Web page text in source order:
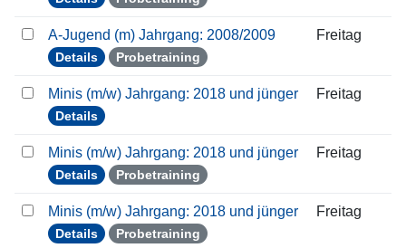
A-Jugend (m) Jahrgang: 2008/2009
Details Probetraining
Freitag
Minis (m/w) Jahrgang: 2018 und jünger
Details
Freitag
Minis (m/w) Jahrgang: 2018 und jünger
Details Probetraining
Freitag
Minis (m/w) Jahrgang: 2018 und jünger
Details Probetraining
Freitag